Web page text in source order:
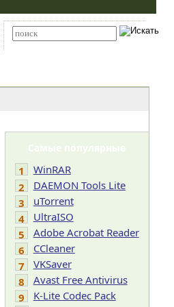
Самые популярные
1
WinRAR
2
DAEMON Tools Lite
3
uTorrent
4
UltraISO
5
Adobe Acrobat Reader
6
CCleaner
7
VKSaver
8
Avast Free Antivirus
9
K-Lite Codec Pack